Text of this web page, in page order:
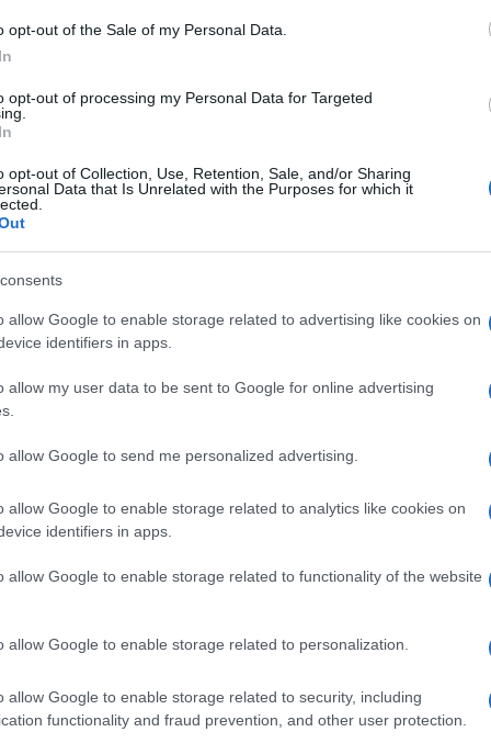
opt-out of the Sale of my Personal Data.
opt-out of processing my Personal Data for Targeted
opt-out of Collection, Use, Retention, Sale, and/or Sharing
Data that Is Unrelated with the Purposes for which it
allow Google to enable storage related to advertising like cookies on
identifiers in apps.
allow my user data to be sent to Google for online advertising
allow Google to send me personalized advertising.
allow Google to enable storage related to analytics like cookies on
identifiers in apps.
allow Google to enable storage related to functionality of the website
allow Google to enable storage related to personalization.
allow Google to enable storage related to security, including
functionality and fraud prevention, and other user protection.
ανακριτή και εισαγγελέα, οι οποίοι
κράτηση έως την εκδίκαση της υπόθεσης.
Σε